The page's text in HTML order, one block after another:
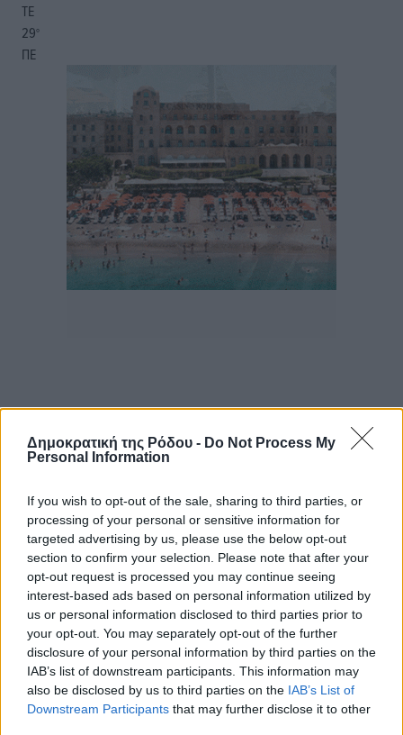
Δημοκρατική της Ρόδου - Do Not Process My
Personal Information
If you wish to opt-out of the sale, sharing to third parties, or
processing of your personal or sensitive information for
targeted advertising by us, please use the below opt-out
section to confirm your selection. Please note that after your
opt-out request is processed you may continue seeing
interest-based ads based on personal information utilized by
us or personal information disclosed to third parties prior to
your opt-out. You may separately opt-out of the further
disclosure of your personal information by third parties on the
IAB’s list of downstream participants. This information may
also be disclosed by us to third parties on the IAB’s List of
Downstream Participants that may further disclose it to other
ΤΕ
29°
ΠΕ